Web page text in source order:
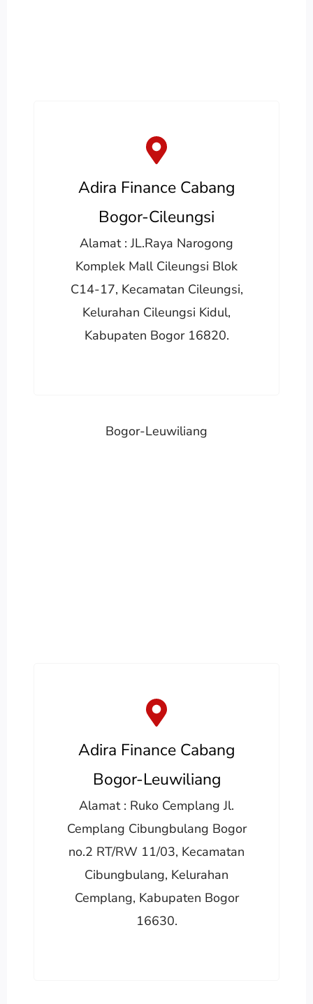
Adira Finance Cabang
Bogor-Cileungsi
Alamat : JL.Raya Narogong
Komplek Mall Cileungsi Blok
C14-17, Kecamatan Cileungsi,
Kelurahan Cileungsi Kidul,
Kabupaten Bogor 16820.
Bogor-Leuwiliang
Adira Finance Cabang
Bogor-Leuwiliang
Alamat : Ruko Cemplang Jl.
Cemplang Cibungbulang Bogor
no.2 RT/RW 11/03, Kecamatan
Cibungbulang, Kelurahan
Cemplang, Kabupaten Bogor
16630.